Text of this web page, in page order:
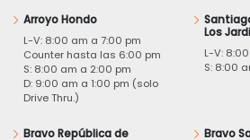
Arroyo Hondo
L-V: 8:00 am a 7:00 pm
Counter hasta las 6:00 pm
S: 8:00 am a 2:00 pm
D: 9:00 am a 1:00 pm (solo
Drive Thru.)
Los
L-V:
S: 8:00
Bravo República de
Bravo